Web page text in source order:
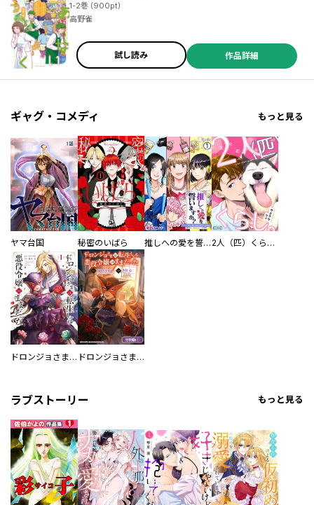
1-2巻 (900pt)
高野雀
試し読み 作品詳細
ギャグ・コメディ もっと見る
ヤマ台国 秘密のいばら 推しへの愛を誓いますか？～アラサー女子、推しは逃げぬが人生逃げる～ 2人（匹）くらし。
ドロンジョさまは転生しても悪役令嬢のままだった ドロンジョさまは転生しても悪役令嬢のままだった【分冊版】
ラブストーリー もっと見る